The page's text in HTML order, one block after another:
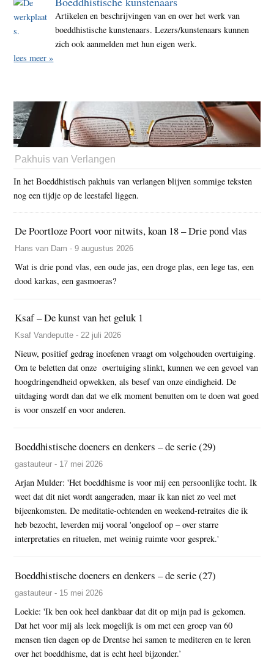
Artikelen en beschrijvingen van en over het werk van
boeddhistische kunstenaars. Lezers/kunstenaars kunnen
zich ook aanmelden met hun eigen werk.
lees meer »
Pakhuis van Verlangen
In het Boeddhistisch pakhuis van verlangen blijven sommige teksten
nog een tijdje op de leestafel liggen.
De Poortloze Poort voor nitwits, koan 18 – Drie pond vlas
Hans van Dam - 9 augustus 2026
Wat is drie pond vlas, een oude jas, een droge plas, een lege tas, een
dood karkas, een gasmoeras?
Ksaf – De kunst van het geluk 1
Ksaf Vandeputte - 22 juli 2026
Nieuw, positief gedrag inoefenen vraagt om volgehouden overtuiging.
Om te beletten dat onze overtuiging slinkt, kunnen we een gevoel van
hoogdringendheid opwekken, als besef van onze eindigheid. De
uitdaging wordt dan dat we elk moment benutten om te doen wat goed
is voor onszelf en voor anderen.
Boeddhistische doeners en denkers – de serie (29)
gastauteur - 17 mei 2026
Arjan Mulder: 'Het boeddhisme is voor mij een persoonlijke tocht. Ik
weet dat dit niet wordt aangeraden, maar ik kan niet zo veel met
bijeenkomsten. De meditatie-ochtenden en weekend-retraites die ik
heb bezocht, leverden mij vooral 'ongeloof op – over starre
interpretaties en rituelen, met weinig ruimte voor gesprek.'
Boeddhistische doeners en denkers – de serie (27)
gastauteur - 15 mei 2026
Loekie: 'Ik ben ook heel dankbaar dat dit op mijn pad is gekomen.
Dat het voor mij als leek mogelijk is om met een groep van 60
mensen tien dagen op de Drentse hei samen te mediteren en te leren
over het boeddhisme, dat is echt heel bijzonder.’